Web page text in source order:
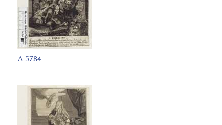
A 5784